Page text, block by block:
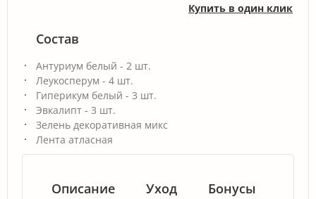
Купить в один клик
Состав
Антуриум белый - 2 шт.
Леукосперум - 4 шт.
Гиперикум белый - 3 шт.
Эвкалипт - 3 шт.
Зелень декоративная микс
Лента атласная
Описание Уход Бонусы